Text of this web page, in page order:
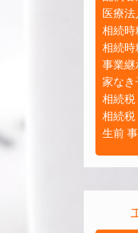
医療
相続時
相続時
事業継
家なき
相続税
相続税
生前